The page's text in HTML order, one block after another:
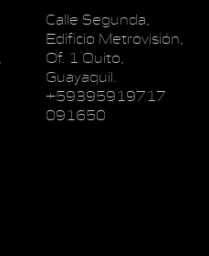
Calle Segunda,
Edificio Metrovisión,
Of. 1 Quito,
Guayaquil.
+59395919717
091650